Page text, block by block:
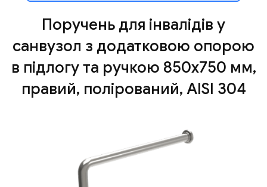
Поручень для інвалідів у
санвузол з додатковою опорою
в підлогу та ручкою 850х750 мм,
правий, полірований, AISI 304